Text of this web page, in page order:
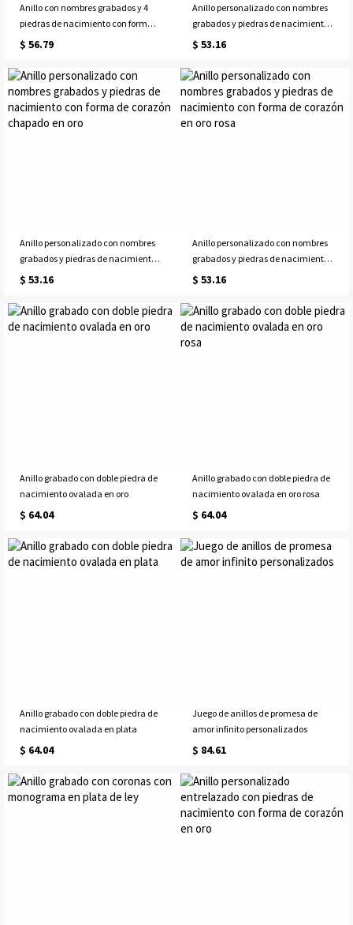
Anillo con nombres grabados y 4
piedras de nacimiento con forma
de corazón en plata de ley
$ 56.79
Anillo personalizado con nombres
grabados y piedras de nacimiento
con forma de corazón en plata de
$ 53.16
Anillo personalizado con nombres
grabados y piedras de nacimiento
con forma de corazón chapado en
$ 53.16
Anillo personalizado con nombres
grabados y piedras de nacimiento
con forma de corazón en oro rosa
$ 53.16
Anillo grabado con doble piedra de
nacimiento ovalada en oro
$ 64.04
Anillo grabado con doble piedra de
nacimiento ovalada en oro rosa
$ 64.04
Anillo grabado con doble piedra de
nacimiento ovalada en plata
$ 64.04
Juego de anillos de promesa de
amor infinito personalizados
$ 84.61